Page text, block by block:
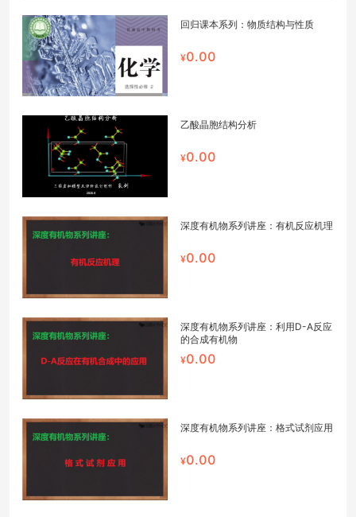
回归课本系列：物质结构与性质
0.00
乙酸晶胞结构分析
0.00
深度有机物系列讲座：有机反应机理
0.00
深度有机物系列讲座：利用D-A反应
的合成有机物
0.00
深度有机物系列讲座：格式试剂应用
0.00